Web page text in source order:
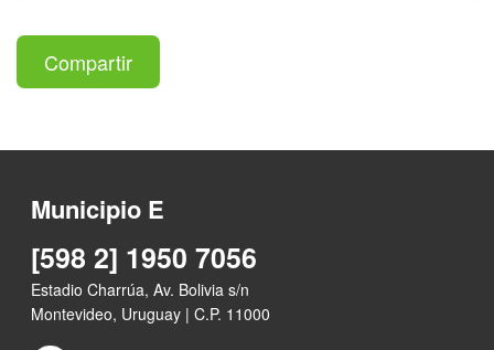
Compartir
Municipio E
[598 2] 1950 7056
Estadio Charrúa, Av. Bolivia s/n
Montevideo, Uruguay | C.P. 11000